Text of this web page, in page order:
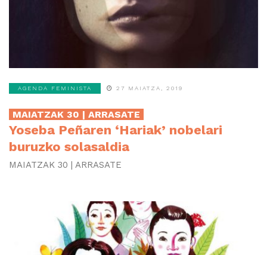
AGENDA FEMINISTA 27 MAIATZA, 2019
MAIATZAK 30 | ARRASATE
Yoseba Peñaren ‘Hariak’ nobelari
buruzko solasaldia
MAIATZAK 30 | ARRASATE